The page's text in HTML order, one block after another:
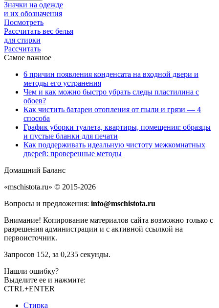
Значки на одежде
и их обозначения
Посмотреть
Рассчитать вес белья
для стирки
Рассчитать
Самое важное
6 причин появления конденсата на входной двери и
методы его устранения
Чем и как можно быстро убрать следы пластилина с
обоев?
Как чистить батареи отопления от пыли и грязи — 4
способа
График уборки туалета, квартиры, помещения: образцы
и пустые бланки для печати
Как поддерживать идеальную чистоту межкомнатных
дверей: проверенные методы
Домашний Баланс
«mschistota.ru» © 2015-2026
Вопросы и предложения: info@mschistota.ru
Внимание! Копирование материалов сайта возможно только с
разрешения администрации и с активной ссылкой на
первоисточник.
Запросов 152, за 0,235 секунды.
Нашли ошибку?
Выделите ее и нажмите:
CTRL+ENTER
Стирка